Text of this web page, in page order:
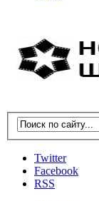
Twitter
Facebook
RSS